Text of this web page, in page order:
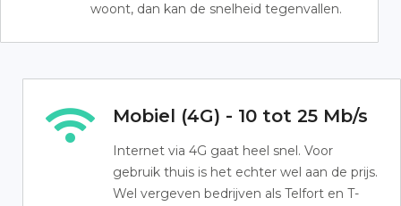
woont, dan kan de snelheid tegenvallen.
Mobiel (4G) - 10 tot 25 Mb/s
Internet via 4G gaat heel snel. Voor
gebruik thuis is het echter wel aan de prijs.
Wel vergeven bedrijven als Telfort en T-